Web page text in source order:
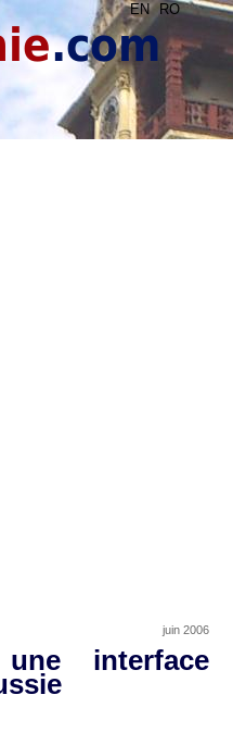
EN RO
.com
juin 2006
interface